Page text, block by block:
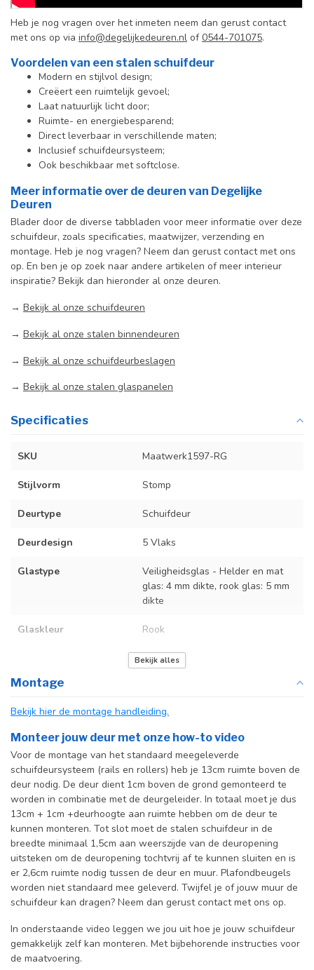
Heb je nog vragen over het inmeten neem dan gerust contact
met ons op via info@degelijkedeuren.nl of0544-701075.
Voordelen van een stalen schuifdeur
Modern en stijlvol design;
Creëert een ruimtelijk gevoel;
Laat natuurlijk licht door;
Ruimte- en energiebesparend;
Direct leverbaar in verschillende maten;
Inclusief schuifdeursysteem;
Ook beschikbaar met softclose.
Meer informatie over de deuren van Degelijke
Deuren
Blader door de diverse tabbladen voor meer informatie over deze
schuifdeur, zoals specificaties, maatwijzer, verzending en
montage. Heb je nog vragen? Neem dan gerust contact met ons
op. En ben je op zoek naar andere artikelen of meer interieur
inspiratie? Bekijk dan hieronder al onze deuren.
→ Bekijk al onze schuifdeuren
→ Bekijk al onze stalen binnendeuren
→ Bekijk al onze schuifdeurbeslagen
→ Bekijk al onze stalen glaspanelen
Specificaties
SKU Maatwerk1597-RG
Stijlvorm Stomp
Deurtype Schuifdeur
Deurdesign 5 Vlaks
Glastype
Veiligheidsglas - Helder en mat
glas: 4 mm dikte, rook glas: 5 mm
dikte
Glaskleur Rook
Op maat gemaakt
Incl. deurgreep
Incl. systeem
Bekijk alles
Montage
Bekijk hier de montage handleiding.
Monteer jouw deur met onze how-to video
Voor de montage van het standaard meegeleverde
schuifdeursysteem (rails en rollers) heb je 13cm ruimte boven de
deur nodig. De deur dient 1cm boven de grond gemonteerd te
worden in combinatie met de deurgeleider. In totaal moet je dus
13cm + 1cm +deurhoogte aan ruimte hebben om de deur te
kunnen monteren. Tot slot moet de stalen schuifdeur in de
breedte minimaal 1,5cm aan weerszijde van de deuropening
uitsteken om de deuropening tochtvrij af te kunnen sluiten en is
er 2,6cm ruimte nodig tussen de deur en muur. Plafondbeugels
worden niet standaard mee geleverd. Twijfel je of jouw muur de
schuifdeur kan dragen? Neem dan gerust contact met ons op.
In onderstaande video leggen we jou uit hoe je jouw schuifdeur
gemakkelijk zelf kan monteren. Met bijbehorende instructies voor
de maatvoering.